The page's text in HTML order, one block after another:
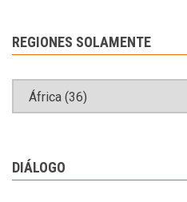
REGIONES SOLAMENTE
DIÁLOGO